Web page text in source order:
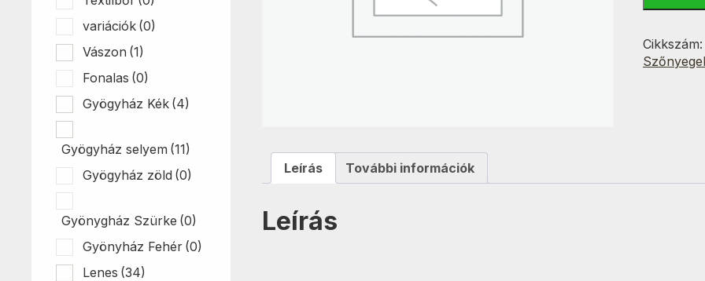
cm
mennyiség
Cikkszám:
Leírás További információk
Leírás
variációk (0)
Vászon (1)
Fonalas (0)
Gyögyház Kék (4)
Gyögyház selyem (11)
Gyögyház zöld (0)
Gyönygház Szürke (0)
Gyönyház Fehér (0)
Lenes (34)